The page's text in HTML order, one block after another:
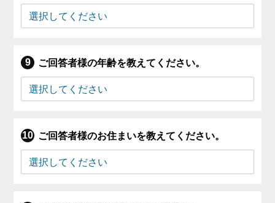
ご回答者様の年齢を教えてください。
ご回答者様のお住まいを教えてください。